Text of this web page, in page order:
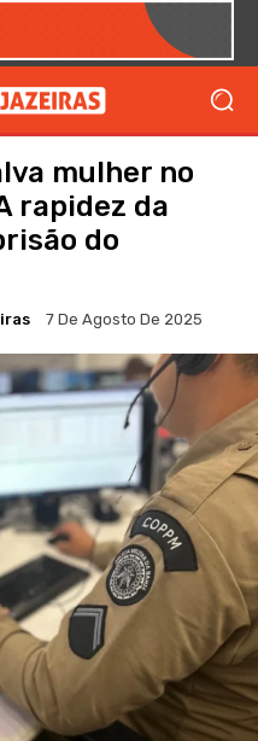
mulher no
rapidez da
do
7 De Agosto De 2025